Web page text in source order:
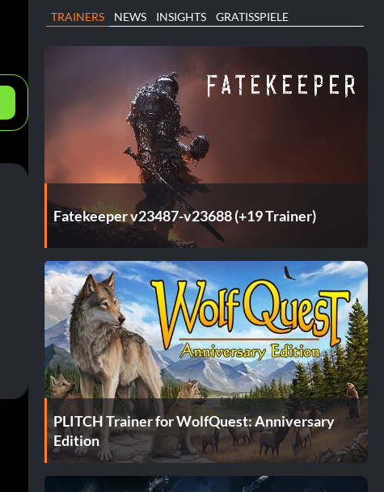
TRAINERS NEWS INSIGHTS GRATISSPIELE
Fatekeeper v23487-v23688 (+19 Trainer)
PLITCH Trainer for WolfQuest: Anniversary
Edition